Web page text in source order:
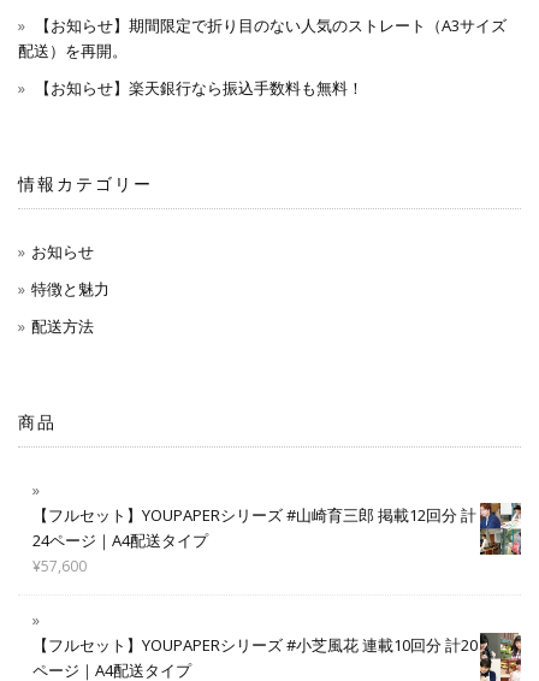
【お知らせ】期間限定で折り目のない人気のストレート（A3サイズ
配送）を再開。
【お知らせ】楽天銀行なら振込手数料も無料！
情報カテゴリー
お知らせ
特徴と魅力
配送方法
商品
【フルセット】YOUPAPERシリーズ #山崎育三郎 掲載12回分 計
24ページ｜A4配送タイプ
¥57,600
【フルセット】YOUPAPERシリーズ #小芝風花 連載10回分 計20
ページ｜A4配送タイプ